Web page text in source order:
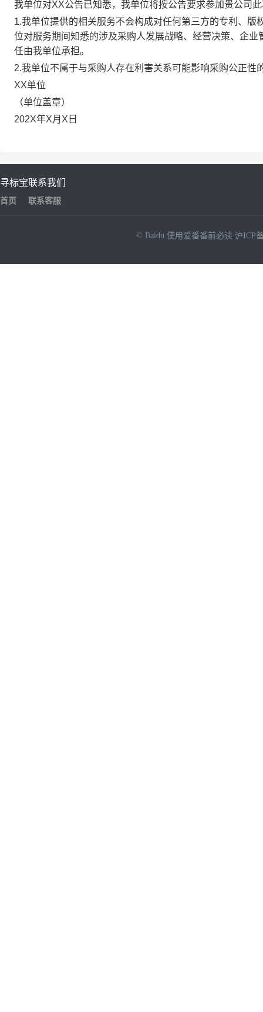
我单位对XX公告已知悉，我单位将按公告要求参加贵公司
1.我单位提供的相关服务不会构成对任何第三方的专利、
位对服务期间知悉的涉及采购人发展战略、经营决策、企
任由我单位承担。
2.我单位不属于与采购人存在利害关系可能影
XX单位
（单位盖章）
202X年X月X日
寻标宝
首页
联系我们
联系客服
© Baidu 使用爱番番前必读 沪ICP